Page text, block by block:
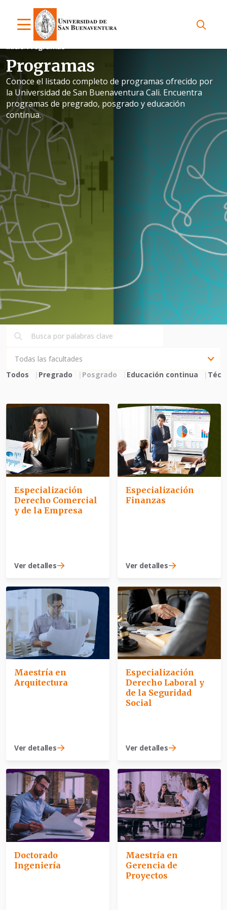
Inicio Programas
Programas
Conoce el listado completo de programas ofrecido por
la Universidad de San Buenaventura Cali. Encuentra
programas de pregrado, posgrado y educación
continua.
Todos Pregrado Posgrado Educación continua
Especialización
Derecho Comercial
y de la Empresa
Ver detalles
Especialización
Finanzas
Ver detalles
Maestría en
Arquitectura
Ver detalles
Especialización
Derecho Laboral y
de la Seguridad
Social
Ver detalles
Doctorado
Ingeniería
Maestría en
Gerencia de
Proyectos